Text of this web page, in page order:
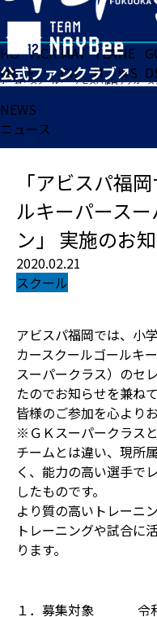
HO
ME
TICK
ET
MAT
CH
TEA
M
NE
WS
ホーム>スクール>「アビスパ福岡サッカースク
NEWS
ニュース
「アビスパ福
ルキーパース
ン」 実施のお
2020.02.21
スクール
アビスパ福岡では、小
カースクールゴールキ
スーパークラス）のセ
たのでお知らせを兼ね
皆様のご参加を心より
※ＧＫスーパークラス
チームとは違い、現所
く、能力の高い選手で
したものです。
より質の高いトレーニ
トレーニングや試合に
ります。
１．募集対象
令